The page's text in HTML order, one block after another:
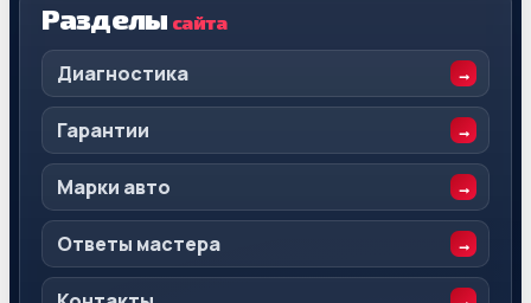
Разделы сайта
Диагностика
Гарантии
Марки авто
Ответы мастера